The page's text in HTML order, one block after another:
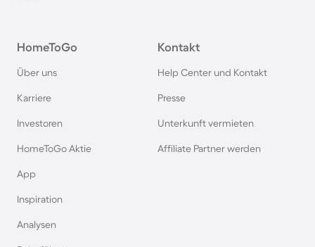
Pensionen in Oberstdorf
Pensionen in Schweden
Pensionen in Holland
HomeToGo
Über uns
Karriere
Investoren
HomeToGo Aktie
App
Inspiration
Analysen
Kontakt
Help Center und Kontakt
Presse
Unterkunft vermieten
Affiliate Partner werden